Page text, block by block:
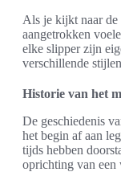
Als je kijkt naar de
aangetrokken
elke slipper zijn
verschillende
Historie van het
De geschiedenis
het begin af aan
tijds hebben
oprichting van een